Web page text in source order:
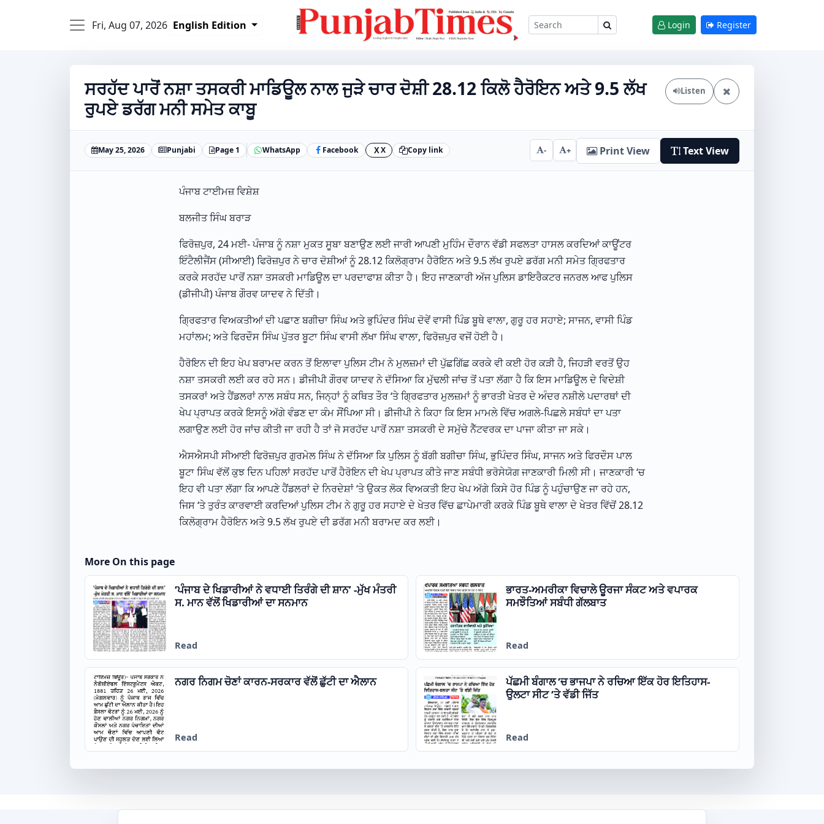
Fri, Aug 07, 2026 English Edition Login Register
ਸਰਹੱਦ ਪਾਰੋਂ ਨਸ਼ਾ ਤਸਕਰੀ ਮਾਡਿਊਲ ਨਾਲ ਜੁੜੇ ਚਾਰ ਦੋਸ਼ੀ 28.12 ਕਿਲੋ ਹੈਰੋਇਨ ਅਤੇ 9.5 ਲੱਖ
ਰੁਪਏ ਡਰੱਗ ਮਨੀ ਸਮੇਤ ਕਾਬੂ
Listen
May 25, 2026 Punjabi Page 1 WhatsApp Facebook X X Copy link - + Print View Text View
ਪੰਜਾਬ ਟਾਈਮਜ਼ ਵਿਸ਼ੇਸ਼
ਬਲਜੀਤ ਸਿੰਘ ਬਰਾੜ
ਫਿਰੋਜ਼ਪੁਰ, 24 ਮਈ- ਪੰਜਾਬ ਨੂੰ ਨਸ਼ਾ ਮੁਕਤ ਸੂਬਾ ਬਣਾਉਣ ਲਈ ਜਾਰੀ ਆਪਣੀ ਮੁਹਿੰਮ ਦੌਰਾਨ ਵੱਡੀ ਸਫਲਤਾ ਹਾਸਲ ਕਰਦਿਆਂ ਕਾਊਂਟਰ
ਇੰਟੈਲੀਜੈਂਸ (ਸੀਆਈ) ਫਿਰੋਜ਼ਪੁਰ ਨੇ ਚਾਰ ਦੋਸ਼ੀਆਂ ਨੂੰ 28.12 ਕਿਲੋਗ੍ਰਾਮ ਹੈਰੋਇਨ ਅਤੇ 9.5 ਲੱਖ ਰੁਪਏ ਡਰੱਗ ਮਨੀ ਸਮੇਤ ਗ੍ਰਿਫਤਾਰ
ਕਰਕੇ ਸਰਹੱਦ ਪਾਰੋਂ ਨਸ਼ਾ ਤਸਕਰੀ ਮਾਡਿਊਲ ਦਾ ਪਰਦਾਫਾਸ਼ ਕੀਤਾ ਹੈ। ਇਹ ਜਾਣਕਾਰੀ ਅੱਜ ਪੁਲਿਸ ਡਾਇਰੈਕਟਰ ਜਨਰਲ ਆਫ ਪੁਲਿਸ
(ਡੀਜੀਪੀ) ਪੰਜਾਬ ਗੌਰਵ ਯਾਦਵ ਨੇ ਦਿੱਤੀ।
ਗ੍ਰਿਫਤਾਰ ਵਿਅਕਤੀਆਂ ਦੀ ਪਛਾਣ ਬਗੀਚਾ ਸਿੰਘ ਅਤੇ ਭੁਪਿੰਦਰ ਸਿੰਘ ਦੋਵੇਂ ਵਾਸੀ ਪਿੰਡ ਬੂਥੇ ਵਾਲਾ, ਗੁਰੂ ਹਰ ਸਹਾਏ; ਸਾਜਨ, ਵਾਸੀ ਪਿੰਡ
ਮਹਾਂਲਮ; ਅਤੇ ਫਿਰਦੌਸ ਸਿੰਘ ਪੁੱਤਰ ਬੂਟਾ ਸਿੰਘ ਵਾਸੀ ਲੱਖਾ ਸਿੰਘ ਵਾਲਾ, ਫਿਰੋਜ਼ਪੁਰ ਵਜੋਂ ਹੋਈ ਹੈ।
ਹੈਰੋਇਨ ਦੀ ਇਹ ਖੇਪ ਬਰਾਮਦ ਕਰਨ ਤੋਂ ਇਲਾਵਾ ਪੁਲਿਸ ਟੀਮ ਨੇ ਮੁਲਜ਼ਮਾਂ ਦੀ ਪੁੱਛਗਿੱਛ ਕਰਕੇ ਵੀ ਕਈ ਹੋਰ ਕੜੀ ਹੈ, ਜਿਹੜੀ ਵਰਤੋਂ ਉਹ
ਨਸ਼ਾ ਤਸਕਰੀ ਲਈ ਕਰ ਰਹੇ ਸਨ। ਡੀਜੀਪੀ ਗੌਰਵ ਯਾਦਵ ਨੇ ਦੱਸਿਆ ਕਿ ਮੁੱਢਲੀ ਜਾਂਚ ਤੋਂ ਪਤਾ ਲੱਗਾ ਹੈ ਕਿ ਇਸ ਮਾਡਿਊਲ ਦੇ ਵਿਦੇਸ਼ੀ
ਤਸਕਰਾਂ ਅਤੇ ਹੈਂਡਲਰਾਂ ਨਾਲ ਸਬੰਧ ਸਨ, ਜਿਨ੍ਹਾਂ ਨੂੰ ਕਥਿਤ ਤੌਰ ‘ਤੇ ਗ੍ਰਿਫਤਾਰ ਮੁਲਜ਼ਮਾਂ ਨੂੰ ਭਾਰਤੀ ਖੇਤਰ ਦੇ ਅੰਦਰ ਨਸ਼ੀਲੇ ਪਦਾਰਥਾਂ ਦੀ
ਖੇਪ ਪ੍ਰਾਪਤ ਕਰਕੇ ਇਸਨੂੰ ਅੱਗੇ ਵੰਡਣ ਦਾ ਕੰਮ ਸੌਂਪਿਆ ਸੀ। ਡੀਜੀਪੀ ਨੇ ਕਿਹਾ ਕਿ ਇਸ ਮਾਮਲੇ ਵਿੱਚ ਅਗਲੇ-ਪਿਛਲੇ ਸਬੰਧਾਂ ਦਾ ਪਤਾ
ਲਗਾਉਣ ਲਈ ਹੋਰ ਜਾਂਚ ਕੀਤੀ ਜਾ ਰਹੀ ਹੈ ਤਾਂ ਜੋ ਸਰਹੱਦ ਪਾਰੋਂ ਨਸ਼ਾ ਤਸਕਰੀ ਦੇ ਸਮੁੱਚੇ ਨੈੱਟਵਰਕ ਦਾ ਪਾਜਾ ਕੀਤਾ ਜਾ ਸਕੇ।
ਐਸਐਸਪੀ ਸੀਆਈ ਫਿਰੋਜ਼ਪੁਰ ਗੁਰਮੇਲ ਸਿੰਘ ਨੇ ਦੱਸਿਆ ਕਿ ਪੁਲਿਸ ਨੂੰ ਬੱਗੀ ਬਗੀਚਾ ਸਿੰਘ, ਭੁਪਿੰਦਰ ਸਿੰਘ, ਸਾਜਨ ਅਤੇ ਫਿਰਦੌਸ ਪਾਲ
ਬੂਟਾ ਸਿੰਘ ਵੱਲੋਂ ਕੁਝ ਦਿਨ ਪਹਿਲਾਂ ਸਰਹੱਦ ਪਾਰੋਂ ਹੈਰੋਇਨ ਦੀ ਖੇਪ ਪ੍ਰਾਪਤ ਕੀਤੇ ਜਾਣ ਸਬੰਧੀ ਭਰੋਸੇਯੋਗ ਜਾਣਕਾਰੀ ਮਿਲੀ ਸੀ। ਜਾਣਕਾਰੀ ‘ਚ
ਇਹ ਵੀ ਪਤਾ ਲੱਗਾ ਕਿ ਆਪਣੇ ਹੈਂਡਲਰਾਂ ਦੇ ਨਿਰਦੇਸ਼ਾਂ ‘ਤੇ ਉਕਤ ਲੋਕ ਵਿਅਕਤੀ ਇਹ ਖੇਪ ਅੱਗੇ ਕਿਸੇ ਹੋਰ ਪਿੰਡ ਨੂੰ ਪਹੁੰਚਾਉਣ ਜਾ ਰਹੇ ਹਨ,
ਜਿਸ ‘ਤੇ ਤੁਰੰਤ ਕਾਰਵਾਈ ਕਰਦਿਆਂ ਪੁਲਿਸ ਟੀਮ ਨੇ ਗੁਰੂ ਹਰ ਸਹਾਏ ਦੇ ਖੇਤਰ ਵਿੱਚ ਛਾਪੇਮਾਰੀ ਕਰਕੇ ਪਿੰਡ ਬੂਥੇ ਵਾਲਾ ਦੇ ਖੇਤਰ ਵਿੱਚੋਂ 28.12
ਕਿਲੋਗ੍ਰਾਮ ਹੈਰੋਇਨ ਅਤੇ 9.5 ਲੱਖ ਰੁਪਏ ਦੀ ਡਰੱਗ ਮਨੀ ਬਰਾਮਦ ਕਰ ਲਈ।
More On this page
‘ਪੰਜਾਬ ਦੇ ਖਿਡਾਰੀਆਂ ਨੇ ਵਧਾਈ ਤਿਰੰਗੇ ਦੀ ਸ਼ਾਨ’ -ਮੁੱਖ ਮੰਤਰੀ
ਸ. ਮਾਨ ਵੱਲੋਂ ਖਿਡਾਰੀਆਂ ਦਾ ਸਨਮਾਨ
Read
ਭਾਰਤ-ਅਮਰੀਕਾ ਵਿਚਾਲੇ ਊਰਜਾ ਸੰਕਟ ਅਤੇ ਵਪਾਰਕ
ਸਮਝੌਤਿਆਂ ਸਬੰਧੀ ਗੱਲਬਾਤ
Read
ਨਗਰ ਨਿਗਮ ਚੋਣਾਂ ਕਾਰਨ-ਸਰਕਾਰ ਵੱਲੋਂ ਛੁੱਟੀ ਦਾ ਐਲਾਨ
Read
ਪੱਛਮੀ ਬੰਗਾਲ ‘ਚ ਭਾਜਪਾ ਨੇ ਰਚਿਆ ਇੱਕ ਹੋਰ ਇਤਿਹਾਸ-
ਉਲਟਾ ਸੀਟ ‘ਤੇ ਵੱਡੀ ਜਿੱਤ
Read